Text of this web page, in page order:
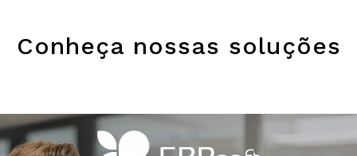
Conheça nossas soluções